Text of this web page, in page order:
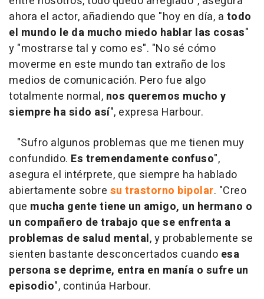
ahora el actor, añadiendo que "hoy en día, a todo
el mundo le da mucho miedo hablar las cosas"
y "mostrarse tal y como es". "No sé cómo
moverme en este mundo tan extraño de los
medios de comunicación. Pero fue algo
totalmente normal, nos queremos mucho y
siempre ha sido así", expresa Harbour.
"Sufro algunos problemas que me tienen muy
confundido. Es tremendamente confuso",
asegura el intérprete, que siempre ha hablado
abiertamente sobre su trastorno bipolar. "Creo
que mucha gente tiene un amigo, un hermano o
un compañero de trabajo que se enfrenta a
problemas de salud mental, y probablemente se
sienten bastante desconcertados cuando esa
persona se deprime, entra en manía o sufre un
episodio", continúa Harbour.